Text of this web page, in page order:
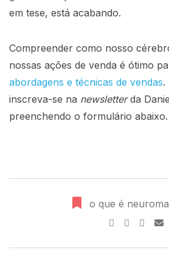
em tese, está acabando.
Compreender como nosso
nossas ações de venda é ótimo
abordagens e técnicas de vendas.
inscreva-se na newsletterda
preenchendo o formulário abaixo.
o que é